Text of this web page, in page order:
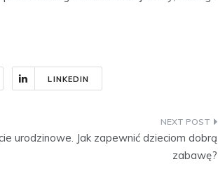
LINKEDIN
urodzinowe. Jak zapewnić dzieciom dobrą
zabawę?